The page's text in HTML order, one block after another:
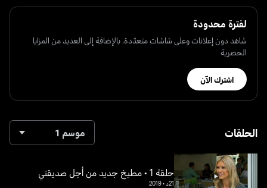
لفترة محدودة
شاهد دون إعلانات وعلى شاشات متعدّدة، بالإضافة إلى العديد من المزايا
الحصرية
اشترك الآن
الحلقات موسم 1
حلقة 1 • مطبخ جديد من أجل صديقتي
21د •
2019